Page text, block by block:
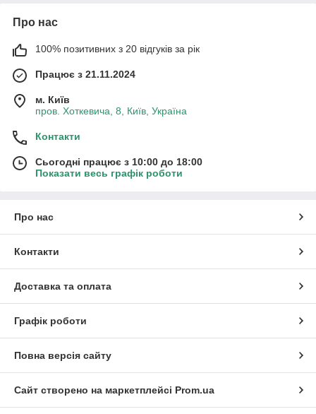
Про нас
100% позитивних з 20 відгуків за рік
Працює з 21.11.2024
м. Київ
пров. Хоткевича, 8, Київ, Україна
Контакти
Сьогодні працює з 10:00 до 18:00
Показати весь графік роботи
Про нас
Контакти
Доставка та оплата
Графік роботи
Повна версія сайту
Сайт створено на маркетплейсі Prom.ua